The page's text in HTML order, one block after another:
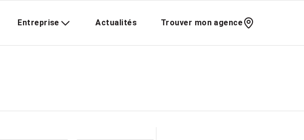
Entreprise Actualités Trouver mon agence